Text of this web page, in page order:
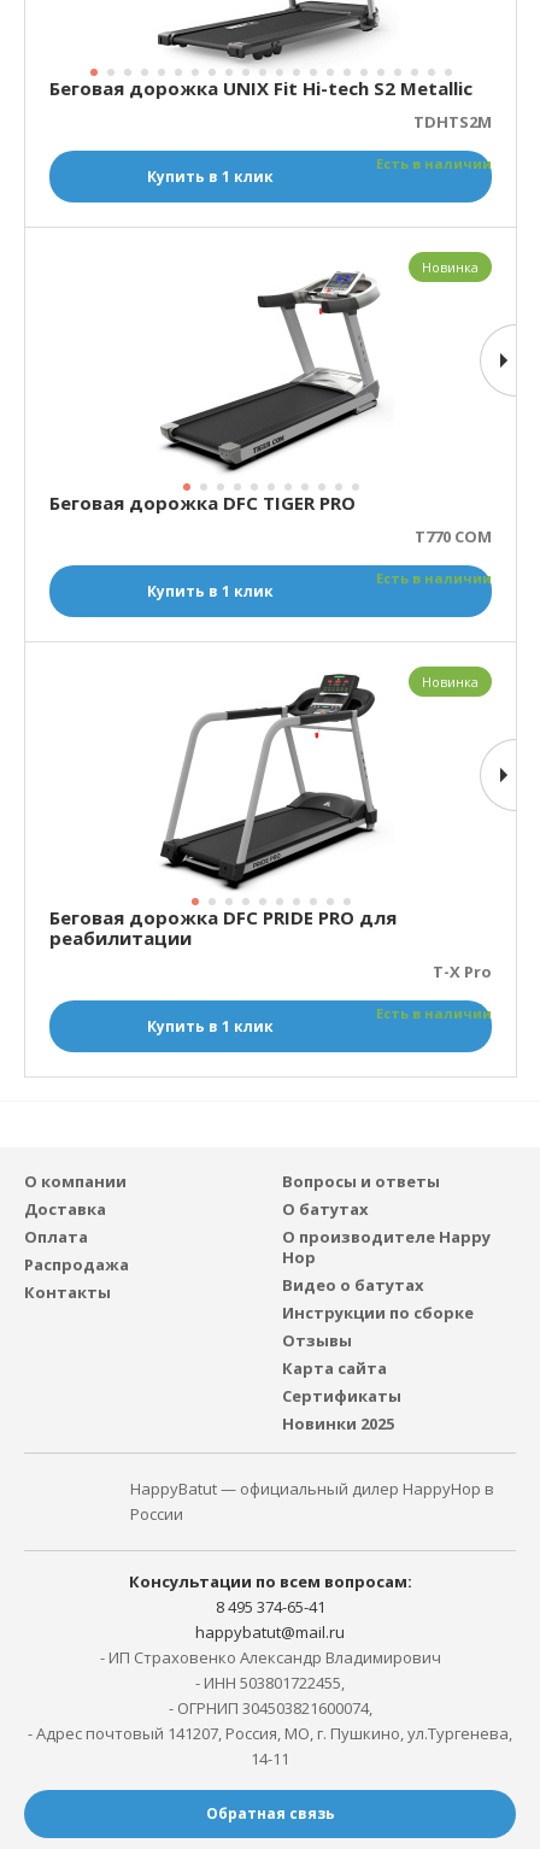
Беговая дорожка UNIX Fit Hi-tech S2 Metallic
TDHTS2M
Есть в наличии
Купить в 1 клик
Беговая дорожка DFC TIGER PRO
T770 COM
Есть в наличии
Купить в 1 клик
Новинка
Беговая дорожка DFC PRIDE PRO для
реабилитации
T-X Pro
Есть в наличии
Купить в 1 клик
Новинка
О компании
Доставка
Оплата
Распродажа
Контакты
Вопросы и ответы
О батутах
О производителе Happy
Hop
Видео о батутах
Инструкции по сборке
Отзывы
Карта сайта
Сертификаты
Новинки 2025
HappyBatut — официальный дилер HappyHop в
России
Консультации по всем вопросам:
8 495 374-65-41
happybatut@mail.ru
- ИП Страховенко Александр Владимирович
- ИНН 503801722455,
- ОГРНИП 304503821600074,
- Адрес почтовый 141207, Россия, МО, г. Пушкино, ул.Тургенева,
14-11
Обратная связь